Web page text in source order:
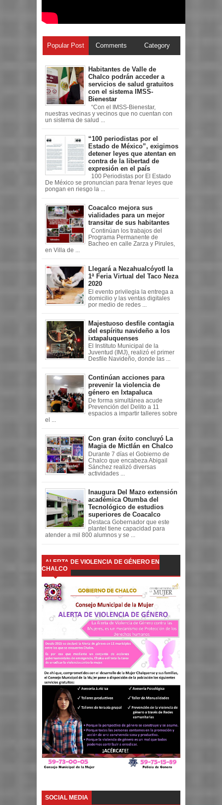
Popular Post Comments Category
Habitantes de Valle de
Chalco podrán acceder a
servicios de salud gratuitos
con el sistema IMSS-
Bienestar
“Con el IMSS-Bienestar,
nuestras vecinas y vecinos que no cuentan con
un sistema de salud ...
“100 periodistas por el
Estado de México”, exigimos
detener leyes que atentan en
contra de la libertad de
expresión en el país
100 Periodistas por El Estado
De México se pronuncian para frenar leyes que
pongan en riesgo la ...
Coacalco mejora sus
vialidades para un mejor
transitar de sus habitantes
Continúan los trabajos del
Programa Permanente de
Bacheo en calle Zarza y Pirules,
en Villa de ...
Llegará a Nezahualcóyotl la
1ª Feria Virtual del Taco Neza
2020
El evento privilegia la entrega a
domicilio y las ventas digitales
por medio de redes ...
Majestuoso desfile contagia
del espíritu navideño a los
ixtapaluquenses
El Instituto Municipal de la
Juventud (IMJ), realizó el primer
Desfile Navideño, donde las ...
Continúan acciones para
prevenir la violencia de
género en Ixtapaluca
De forma simultánea acude
Prevención del Delito a 11
espacios a impartir talleres sobre
el ...
Con gran éxito concluyó La
Magia de Mictlán en Chalco
Durante 7 días el Gobierno de
Chalco que encabeza Abigail
Sánchez realizó diversas
actividades ...
Inaugura Del Mazo extensión
académica Otumba del
Tecnológico de estudios
superiores de Coacalco
Destaca Gobernador que este
plantel tiene capacidad para
atender a mil 800 alumnos y se ...
ALERTA DE VIOLENCIA DE GÉNERO EN
CHALCO
SOCIAL MEDIA